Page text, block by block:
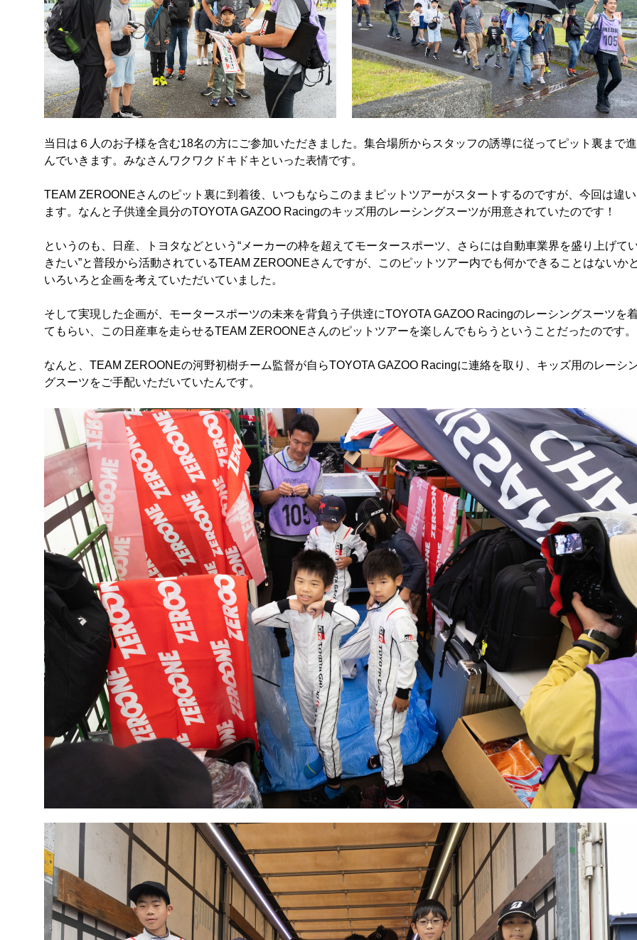
当日は６人のお子様を含む18名の方にご参加いただきました。集合場所からスタッフの誘導に従ってピット裏まで進
んでいきます。みなさんワクワクドキドキといった表情です。
TEAM ZEROONEさんのピット裏に到着後、いつもならこのままピットツアーがスタートするのですが、今回は違い
ます。なんと子供達全員分のTOYOTA GAZOO Racingのキッズ用のレーシングスーツが用意されていたのです！
というのも、日産、トヨタなどという“メーカーの枠を超えてモータースポーツ、さらには自動車業界を盛り上げて
きたい”と普段から活動されているTEAM ZEROONEさんですが、このピットツアー内でも何かできることはないか
いろいろと企画を考えていただいていました。
そして実現した企画が、モータースポーツの未来を背負う子供逹にTOYOTA GAZOO Racingのレーシングスーツを
てもらい、この日産車を走らせるTEAM ZEROONEさんのピットツアーを楽しんでもらうということだったのです。
なんと、TEAM ZEROONEの河野初樹チーム監督が自らTOYOTA GAZOO Racingに連絡を取り、キッズ用のレーシ
グスーツをご手配いただいていたんです。